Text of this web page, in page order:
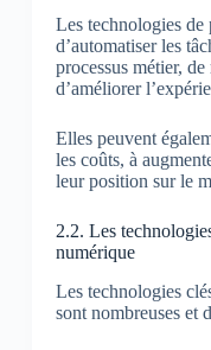
Les technologies de
d’automatiser les
processus métier,
d’améliorer
Elles peuvent
les coûts, à
leur position sur le
2.2. Les
numérique
Les technologies
sont nombreuses et